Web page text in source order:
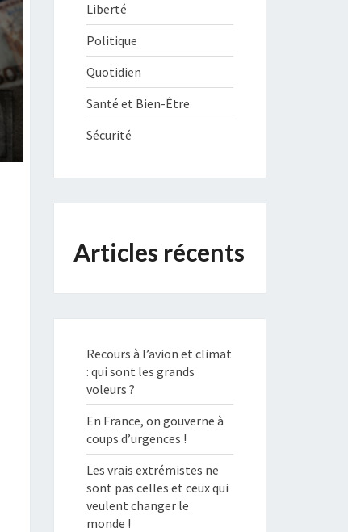
Liberté
Politique
Quotidien
Santé et Bien-Être
Sécurité
Articles récents
Recours à l’avion et climat
: qui sont les grands
voleurs ?
En France, on gouverne à
coups d’urgences !
Les vrais extrémistes ne
sont pas celles et ceux qui
veulent changer le
monde !